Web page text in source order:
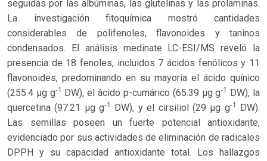
seguidas por las albúminas, las glutelinas y las prolaminas.
La investigación fitoquímica mostró cantidades
considerables de polifenoles, flavonoides y taninos
condensados. El análisis medinate LC-ESI/MS reveló la
presencia de 18 fenoles, incluidos 7 ácidos fenólicos y 11
flavonoides, predominando en su mayoría el ácido quínico
(255.4 µg g-1 DW), el ácido p-cumárico (65.39 µg g-1 DW), la
quercetina (97.21 µg g-1 DW), y el cirsiliol (29 µg g-1
DW).
Las semillas poseen un fuerte potencial antioxidante,
evidenciado por sus actividades de eliminación de radicales
DPPH y su capacidad antioxidante total. Los hallazgos